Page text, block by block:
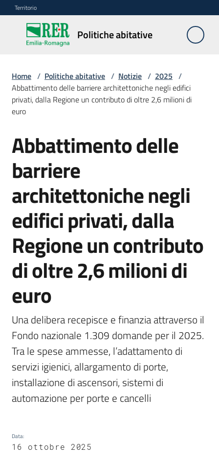
Vai al contenuto
Vai alla navigazione
Vai al footer
Territorio
Politiche abitative
Politiche
abitative
Edilizia
Residenziale
Pubblica
Edilizia
Residenziale
Sociale
Sostegno
all'affitto
Barriere
architettoniche
Autorizzazioni
ORSA
Home / Politiche abitative / Notizie / 2025 /
Abbattimento delle barriere architettoniche negli edifici
privati, dalla Regione un contributo di oltre 2,6 milioni di
euro
Salta al contenuto
Abbattimento delle
barriere
architettoniche negli
edifici privati, dalla
Regione un contributo
di oltre 2,6 milioni di
euro
Una delibera recepisce e finanzia attraverso il
Fondo nazionale 1.309 domande per il 2025.
Tra le spese ammesse, l’adattamento di
servizi igienici, allargamento di porte,
installazione di ascensori, sistemi di
automazione per porte e cancelli
Data:
16 ottobre 2025